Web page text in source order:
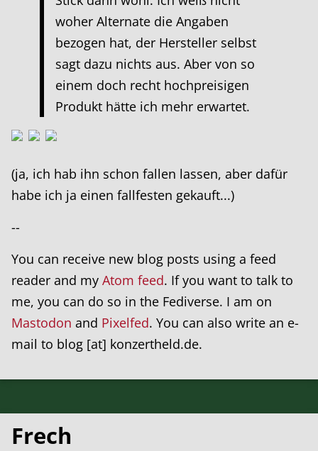
woher Alternate die Angaben
bezogen hat, der Hersteller selbst
sagt dazu nichts aus. Aber von so
einem doch recht hochpreisigen
Produkt hätte ich mehr erwartet.
(ja, ich hab ihn schon fallen lassen, aber dafür
habe ich ja einen fallfesten gekauft...)
--
You can receive new blog posts using a feed
reader and my Atom feed. If you want to talk to
me, you can do so in the Fediverse. I am on
Mastodon and Pixelfed. You can also write an e-
mail to blog [at] konzertheld.de.
Frech